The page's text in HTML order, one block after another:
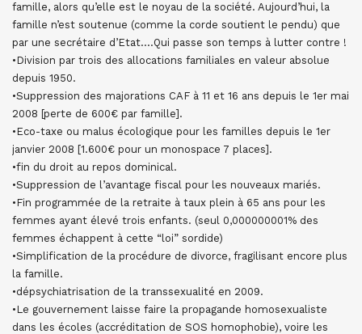
famille, alors qu’elle est le noyau de la société. Aujourd’hui, la
famille n’est soutenue (comme la corde soutient le pendu) que
par une secrétaire d’Etat….Qui passe son temps à lutter contre !
•Division par trois des allocations familiales en valeur absolue
depuis 1950.
•Suppression des majorations CAF à 11 et 16 ans depuis le 1er mai
2008 [perte de 600€ par famille].
•Eco-taxe ou malus écologique pour les familles depuis le 1er
janvier 2008 [1.600€ pour un monospace 7 places].
•fin du droit au repos dominical.
•Suppression de l’avantage fiscal pour les nouveaux mariés.
•Fin programmée de la retraite à taux plein à 65 ans pour les
femmes ayant élevé trois enfants. (seul 0,000000001% des
femmes échappent à cette “loi” sordide)
•Simplification de la procédure de divorce, fragilisant encore plus
la famille.
•dépsychiatrisation de la transsexualité en 2009.
•Le gouvernement laisse faire la propagande homosexualiste
dans les écoles (accréditation de SOS homophobie), voire les